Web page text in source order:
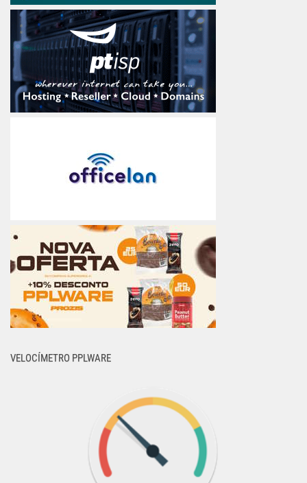
VELOCÍMETRO PPLWARE